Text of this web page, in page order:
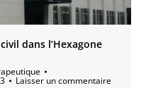
dans l’Hexagone
Laisser un commentaire